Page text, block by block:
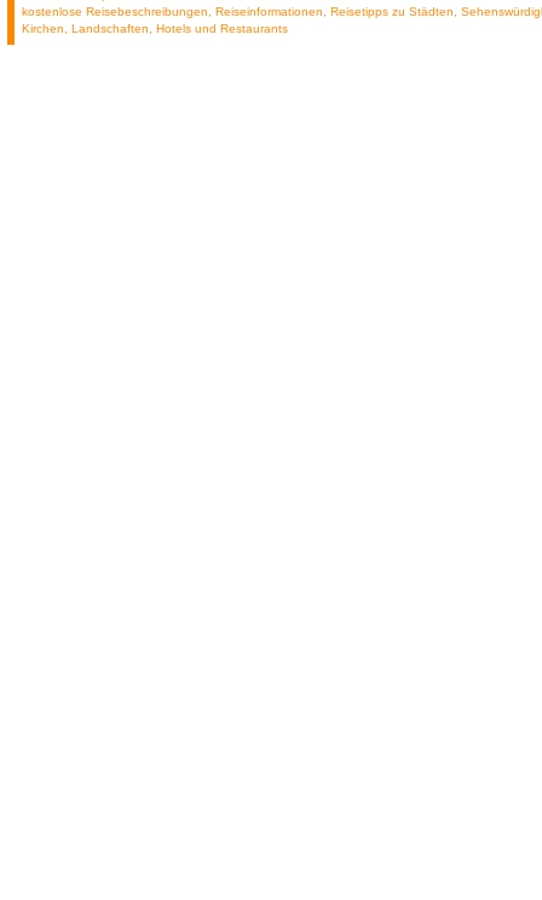
kostenlose Reisebeschreibungen, Reiseinformationen, Reisetipps zu Städten,
Kirchen, Landschaften, Hotels und Restaurants